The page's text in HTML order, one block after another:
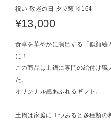
祝い 敬老の日 夕立窯 ki164
¥13,000
食卓を華やかに演出する「似顔絵
に！
この商品は土鍋に専門の絵付け職
た、
オリジナル感あふれるギフト。
土鍋は家庭に１つあると多種類の